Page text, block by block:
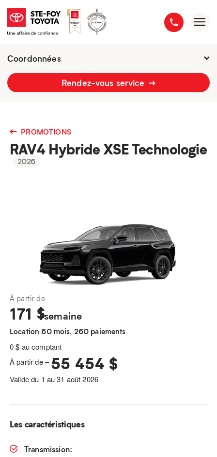
Coordonnées
2777 boulevard du Versant-Nord
Rendez-vous service
PROMOTIONS
RAV4 Hybride XSE Technologie
2026
À partir de
171 $/semaine
Location 60 mois, 260 paiements
0 $ au comptant
À partir de –55 454 $
Valide du 1 au 31 août 2026
Les caractéristiques
Transmission: